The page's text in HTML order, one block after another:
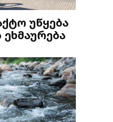
უწყება
ეხმაურება